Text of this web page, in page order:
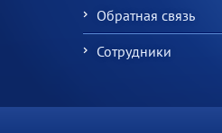
Обратная связь
Сотрудники